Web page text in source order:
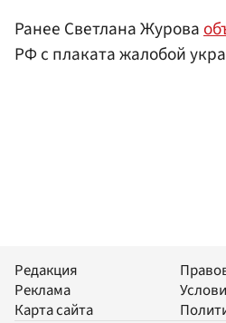
Ранее Светлана Журова
РФ с плаката жалобой
Редакция
Реклама
Карта сайта